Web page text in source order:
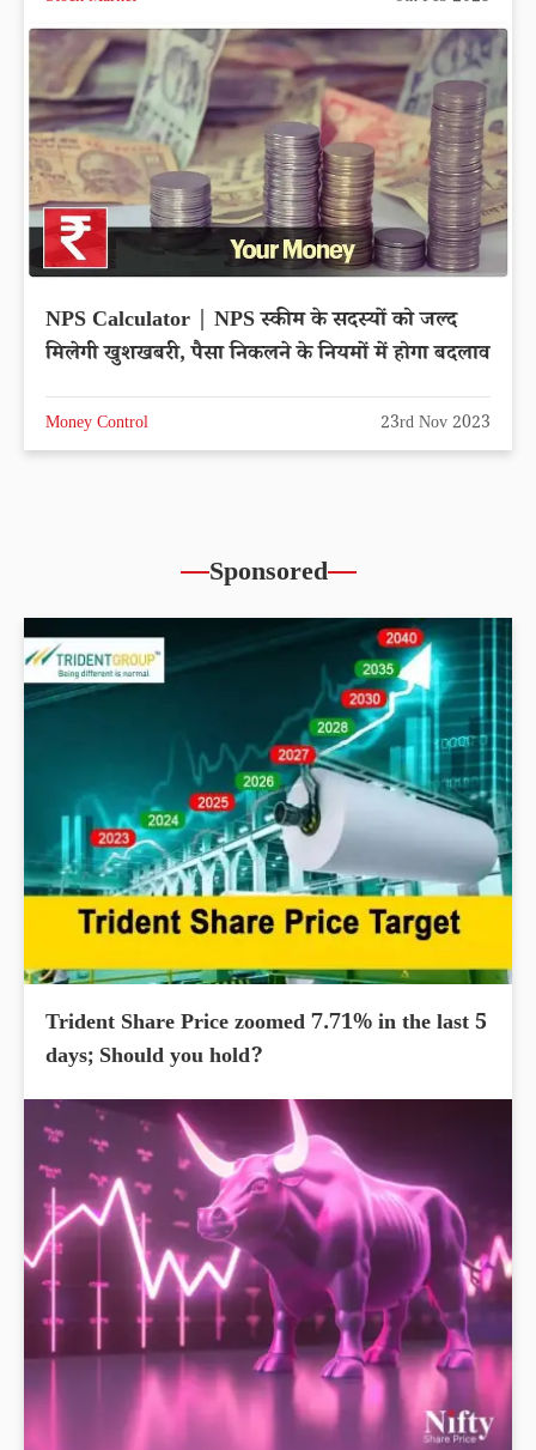
NPS Calculator | NPS स्कीम के सदस्यों को जल्द
मिलेगी खुशखबरी, पैसा निकलने के नियमों में होगा बदलाव
Money Control 23rd Nov 2023
Sponsored
Trident Share Price zoomed 7.71% in the last 5
days; Should you hold?